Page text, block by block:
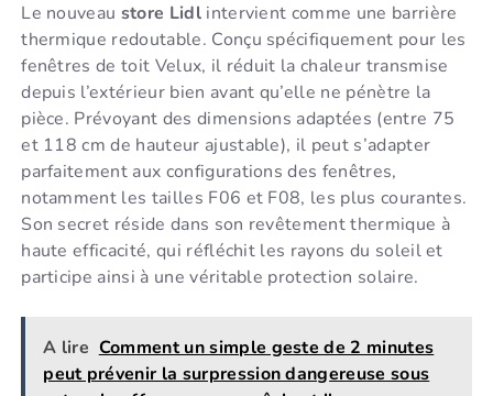
Le nouveau store Lidlintervient comme une barrière
thermique redoutable. Conçu spécifiquement pour les
fenêtres de toit Velux, il réduit la chaleur transmise
depuis l’extérieur bien avant qu’elle ne pénètre la
pièce. Prévoyant des dimensions adaptées (entre 75
et 118 cm de hauteur ajustable), il peut s’adapter
parfaitement aux configurations des fenêtres,
notamment les tailles F06 et F08, les plus courantes.
Son secret réside dans son revêtement thermique à
haute efficacité, qui réfléchit les rayons du soleil et
participe ainsi à une véritable protection solaire.
A lire Comment un simple geste de 2 minutes
peut prévenir la surpression dangereuse sous